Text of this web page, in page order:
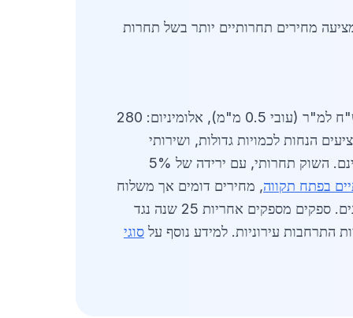
מחירים תחרותיים יותר בשל תחרות
נעים בין 150-350 ש"ח למ"ר. פלדה מגולוונת: 160 ש"ח למ"ר (עובי 0.5 מ"מ), אלומיניום: 280
הנחות לכמויות גדולות, ושירותי
כוללים ייעוץ חינם. השוק תחרותי, עם ירידה של 5%
בפתח תקווה, מחירים דומים אך משלוח
זול יותר. השוק צפוי לצמוח ל-200 מיליון ש"ח עד סוף 2026, עם דגש על חדשנות כמו גגות חכמים עם חיישנים. ספקים מספקים אחריות 25 שנה נגד
סוגי